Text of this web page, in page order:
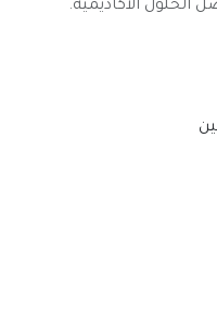
الأكاديمية.